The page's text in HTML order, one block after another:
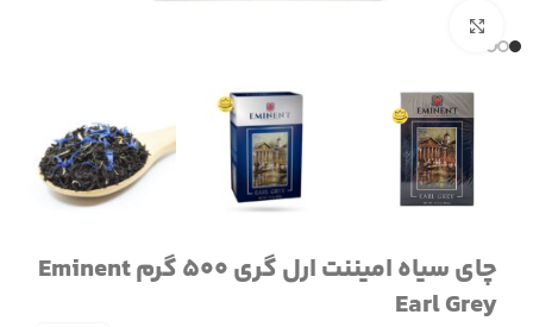
چای سیاه امیننت ارل گری 500 گرم Eminent
Earl Grey